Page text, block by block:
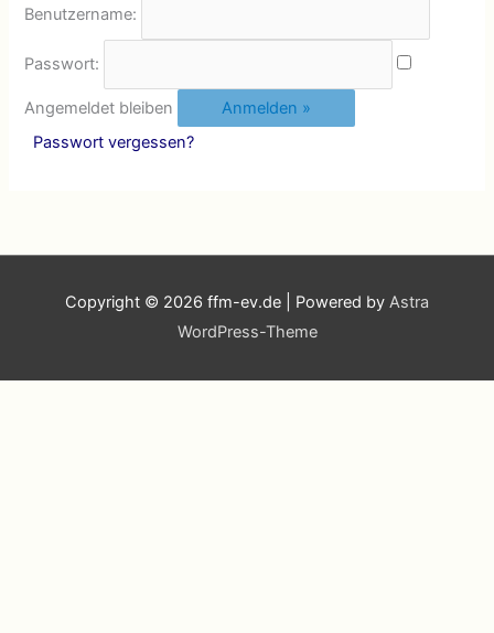
Benutzername:
Passwort:
Angemeldet bleiben
Passwort vergessen?
Copyright © 2026 ffm-ev.de | Powered by Astra
WordPress-Theme